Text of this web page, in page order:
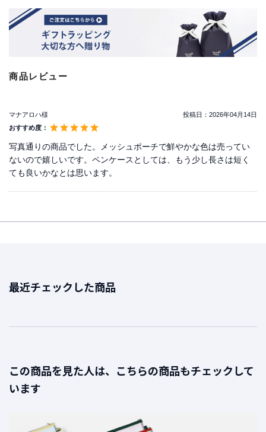
イ
ド
く
あ
質
問
n
a
a
b
o
o
商品レビュー
マナアロハ様 投稿日： 2026年04月14日
おすすめ度：
写真通りの商品でした。メッシュポーチで鮮やかな色は売ってい
ないので嬉しいです。ペンケースとしては、もう少し長さは短く
ても良いかなとは思います。
最近チェックした商品
この商品を見た人は、こちらの商品もチェックして
います